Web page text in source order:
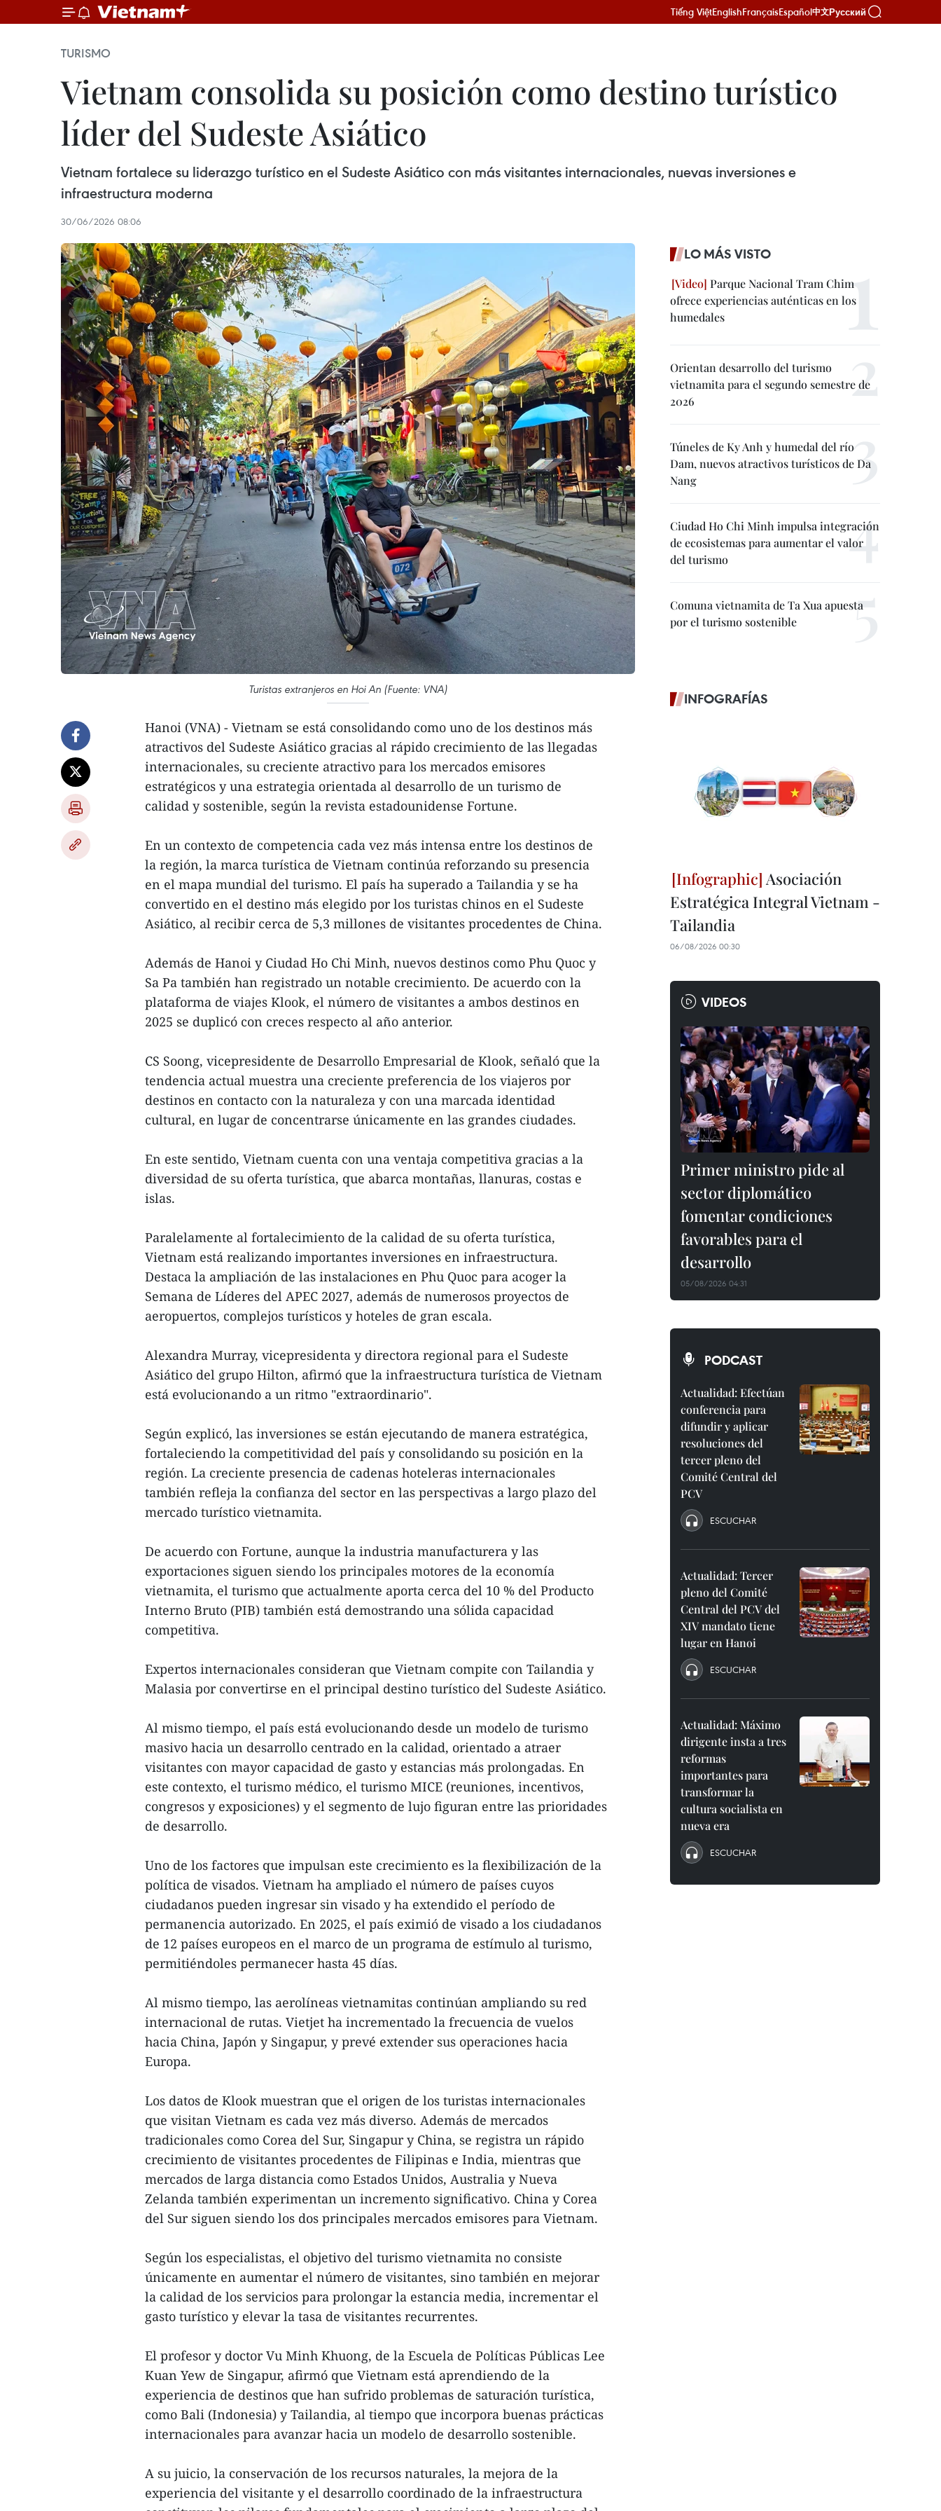
Tiếng ViệtEnglishFrançaisEspañol中文Русский
TURISMO
Vietnam consolida su posición como destino turístico
líder del Sudeste Asiático
Vietnam fortalece su liderazgo turístico en el Sudeste Asiático con más visitantes internacionales, nuevas inversiones e
infraestructura moderna
30/06/2026 08:06
Turistas extranjeros en Hoi An (Fuente: VNA)
Hanoi (VNA) - Vietnam se está consolidando como uno de los destinos más
atractivos del Sudeste Asiático gracias al rápido crecimiento de las llegadas
internacionales, su creciente atractivo para los mercados emisores
estratégicos y una estrategia orientada al desarrollo de un turismo de
calidad y sostenible, según la revista estadounidense Fortune.
En un contexto de competencia cada vez más intensa entre los destinos de
la región, la marca turística de Vietnam continúa reforzando su presencia
en el mapa mundial del turismo. El país ha superado a Tailandia y se ha
convertido en el destino más elegido por los turistas chinos en el Sudeste
Asiático, al recibir cerca de 5,3 millones de visitantes procedentes de China.
Además de Hanoi y Ciudad Ho Chi Minh, nuevos destinos como Phu Quoc y
Sa Pa también han registrado un notable crecimiento. De acuerdo con la
plataforma de viajes Klook, el número de visitantes a ambos destinos en
2025 se duplicó con creces respecto al año anterior.
CS Soong, vicepresidente de Desarrollo Empresarial de Klook, señaló que la
tendencia actual muestra una creciente preferencia de los viajeros por
destinos en contacto con la naturaleza y con una marcada identidad
cultural, en lugar de concentrarse únicamente en las grandes ciudades.
En este sentido, Vietnam cuenta con una ventaja competitiva gracias a la
diversidad de su oferta turística, que abarca montañas, llanuras, costas e
islas.
Paralelamente al fortalecimiento de la calidad de su oferta turística,
Vietnam está realizando importantes inversiones en infraestructura.
Destaca la ampliación de las instalaciones en Phu Quoc para acoger la
Semana de Líderes del APEC 2027, además de numerosos proyectos de
aeropuertos, complejos turísticos y hoteles de gran escala.
Alexandra Murray, vicepresidenta y directora regional para el Sudeste
Asiático del grupo Hilton, afirmó que la infraestructura turística de Vietnam
está evolucionando a un ritmo "extraordinario".
Según explicó, las inversiones se están ejecutando de manera estratégica,
fortaleciendo la competitividad del país y consolidando su posición en la
región. La creciente presencia de cadenas hoteleras internacionales
también refleja la confianza del sector en las perspectivas a largo plazo del
mercado turístico vietnamita.
De acuerdo con Fortune, aunque la industria manufacturera y las
exportaciones siguen siendo los principales motores de la economía
vietnamita, el turismo que actualmente aporta cerca del 10 % del Producto
Interno Bruto (PIB) también está demostrando una sólida capacidad
competitiva.
Expertos internacionales consideran que Vietnam compite con Tailandia y
Malasia por convertirse en el principal destino turístico del Sudeste Asiático.
Al mismo tiempo, el país está evolucionando desde un modelo de turismo
masivo hacia un desarrollo centrado en la calidad, orientado a atraer
visitantes con mayor capacidad de gasto y estancias más prolongadas. En
este contexto, el turismo médico, el turismo MICE (reuniones, incentivos,
congresos y exposiciones) y el segmento de lujo figuran entre las prioridades
de desarrollo.
Uno de los factores que impulsan este crecimiento es la flexibilización de la
política de visados. Vietnam ha ampliado el número de países cuyos
ciudadanos pueden ingresar sin visado y ha extendido el período de
permanencia autorizado. En 2025, el país eximió de visado a los ciudadanos
de 12 países europeos en el marco de un programa de estímulo al turismo,
permitiéndoles permanecer hasta 45 días.
Al mismo tiempo, las aerolíneas vietnamitas continúan ampliando su red
internacional de rutas. Vietjet ha incrementado la frecuencia de vuelos
hacia China, Japón y Singapur, y prevé extender sus operaciones hacia
Europa.
Los datos de Klook muestran que el origen de los turistas internacionales
que visitan Vietnam es cada vez más diverso. Además de mercados
tradicionales como Corea del Sur, Singapur y China, se registra un rápido
crecimiento de visitantes procedentes de Filipinas e India, mientras que
mercados de larga distancia como Estados Unidos, Australia y Nueva
Zelanda también experimentan un incremento significativo. China y Corea
del Sur siguen siendo los dos principales mercados emisores para Vietnam.
Según los especialistas, el objetivo del turismo vietnamita no consiste
únicamente en aumentar el número de visitantes, sino también en mejorar
la calidad de los servicios para prolongar la estancia media, incrementar el
gasto turístico y elevar la tasa de visitantes recurrentes.
El profesor y doctor Vu Minh Khuong, de la Escuela de Políticas Públicas Lee
Kuan Yew de Singapur, afirmó que Vietnam está aprendiendo de la
experiencia de destinos que han sufrido problemas de saturación turística,
como Bali (Indonesia) y Tailandia, al tiempo que incorpora buenas prácticas
internacionales para avanzar hacia un modelo de desarrollo sostenible.
A su juicio, la conservación de los recursos naturales, la mejora de la
experiencia del visitante y el desarrollo coordinado de la infraestructura
LO MÁS VISTO
Parque Nacional Tram Chim
ofrece experiencias auténticas en los
humedales
Orientan desarrollo del turismo
vietnamita para el segundo semestre de
2026
Túneles de Ky Anh y humedal del río
Dam, nuevos atractivos turísticos de Da
Nang
Ciudad Ho Chi Minh impulsa integración
de ecosistemas para aumentar el valor
del turismo
Comuna vietnamita de Ta Xua apuesta
por el turismo sostenible
INFOGRAFÍAS
Asociación
Estratégica Integral Vietnam -
Tailandia
06/08/2026 00:30
VIDEOS
Primer ministro pide al
sector diplomático
fomentar condiciones
favorables para el
desarrollo
05/08/2026 04:31
PODCAST
Actualidad: Efectúan
conferencia para
difundir y aplicar
resoluciones del
tercer pleno del
Comité Central del
PCV
ESCUCHAR
Actualidad: Tercer
pleno del Comité
Central del PCV del
XIV mandato tiene
lugar en Hanoi
ESCUCHAR
Actualidad: Máximo
dirigente insta a tres
reformas
importantes para
transformar la
cultura socialista en
nueva era
ESCUCHAR